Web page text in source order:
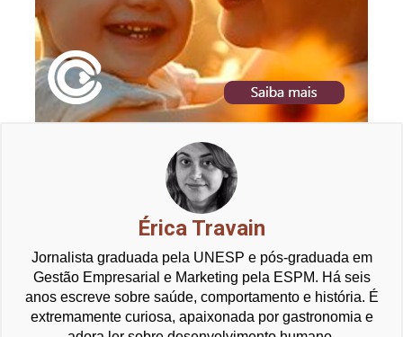
Érica Travain
Jornalista graduada pela UNESP e pós-graduada em
Gestão Empresarial e Marketing pela ESPM. Há seis
anos escreve sobre saúde, comportamento e história. É
extremamente curiosa, apaixonada por gastronomia e